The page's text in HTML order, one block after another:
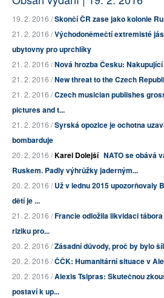
19. 2. 2016 /Skončí ČR zase jako kolonie
21. 2. 2016 /Východoněmečtí extremisté
ubytovny pro uprchlíky
21. 2. 2016 /Nová hrozba Česku:
21. 2. 2016 /New threat to the Czech
21. 2. 2016 /Czech musician publishes
pictures and t...
21. 2. 2016 /Syrská opozice je ochotna
bombarduje
20. 2. 2016 /Karel Dolejší NATO se obává
Ruskem. Padly výhrůžky jaderným...
20. 2. 2016 /Už v lednu 2015 upozorňovaly
dětí je ...
21. 2. 2016 /Francie odložila likvidaci
riziku pro...
20. 2. 2016 /Zásadní důvody, proč by bylo
20. 2. 2016 /ČČK: Humanitární situace v
20. 2. 2016 /Alexis Tsipras: Skutečnou
postaví k up...